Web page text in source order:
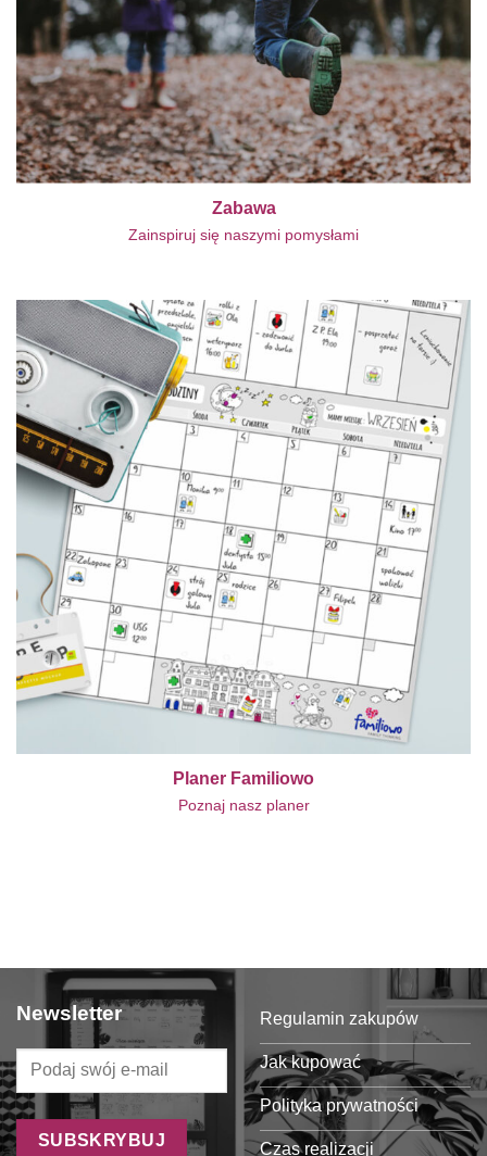
Zabawa
Zainspiruj się naszymi pomysłami
Planer Familiowo
Poznaj nasz planer
Newsletter Regulamin zakupów
Jak kupować
Polityka prywatności
Czas realizacji